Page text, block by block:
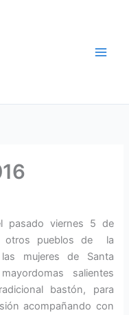
pasado viernes 5 de
otros pueblos de la
mujeres de Santa
salientes
bastón, para
acompañando con